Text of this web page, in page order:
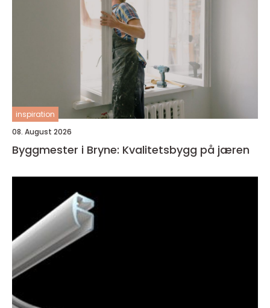
inspiration
08. August 2026
Byggmester i Bryne: Kvalitetsbygg på jæren